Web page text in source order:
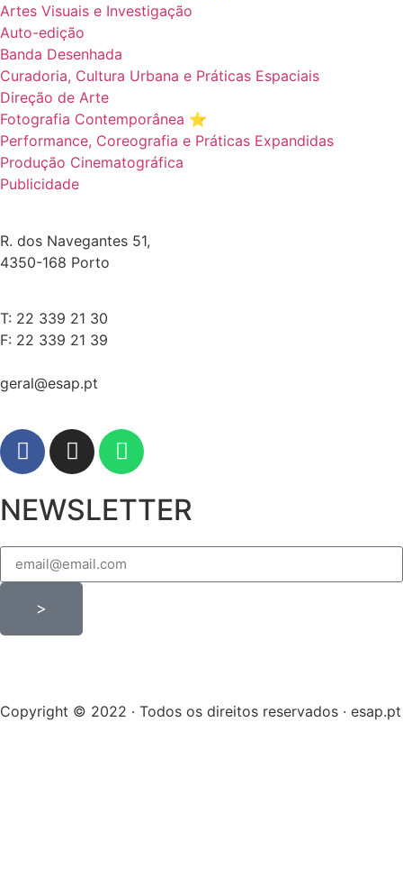
Artes Visuais e Investigação
Auto-edição
Banda Desenhada
Curadoria, Cultura Urbana e Práticas Espaciais
Direção de Arte
Fotografia Contemporânea ⭐️
Performance, Coreografia e Práticas Expandidas
Produção Cinematográfica
Publicidade
R. dos Navegantes 51,
4350-168 Porto
T: 22 339 21 30
F: 22 339 21 39
geral@esap.pt
NEWSLETTER
>
Copyright © 2022 · Todos os direitos reservados · esap.pt